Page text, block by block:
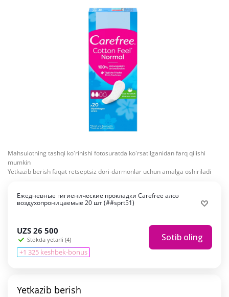
Mahsulotning tashqi ko'rinishi fotosuratda ko'rsatilganidan farq qilishi
mumkin
Yetkazib berish faqat retseptsiz dori-darmonlar uchun amalga oshiriladi
Ежедневные гигиенические прокладки Carefree алоэ
воздухопроницаемые 20 шт (##sprt51)
UZS 26 500
Stokda yetarli (4)
+1 325 keshbek-bonus
Sotib oling
Yetkazib berish